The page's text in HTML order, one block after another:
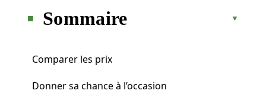
Sommaire
Comparer les prix
Donner sa chance à l’occasion